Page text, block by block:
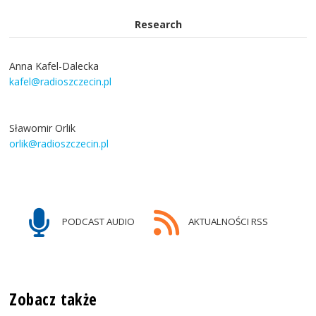
Research
Anna Kafel-Dalecka
kafel@radioszczecin.pl
Sławomir Orlik
orlik@radioszczecin.pl
PODCAST AUDIO AKTUALNOŚCI RSS
Zobacz także